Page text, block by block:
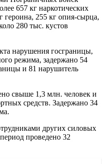
657 кг наркотических
героина, 255 кг опия-сырца,
280 тыс. кустов
нарушения госграницы,
режима, задержано 54
и 81 нарушитель
свыше 1,3 млн. человек и
средств. Задержано 34
других силовых
проведено 32